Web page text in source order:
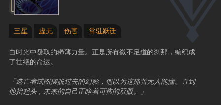
三星 虚无 伤害 常驻跃迁
自时光中凝取的稀薄力量。正是所有微不足道的刹那，编织成
了壮绝的命运。
「逃亡者试图摆脱过去的幻影，他以为这痛苦无人能懂。直到
他抬起头，未来的自己正睁着可怖的双眼。」